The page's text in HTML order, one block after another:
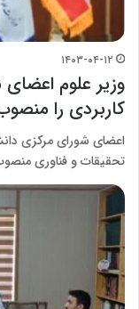
۱۴۰۳-۰۴-۱۲
وزیر علوم
کاربردی را
اعضای شورای مرکزی
تحقیقات و فناوری